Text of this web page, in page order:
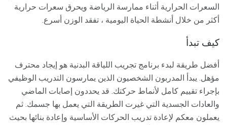
السعرات الحرارية أثناء ممارسة الرياضة ويحرق سعرات حرارية
أكثر من خلال أنشطة الحياة اليومية ، تفقد الوزن أسرع.
كيف تبدأ
أفضل طريقة لبدء برنامج تجريب اللياقة البدنية هو إيجاد محترف
مؤهل. يبدأ المدربون الشخصيون الذين يمارسون التدريب الوظيفي
بإجراء تقييم كامل لأنماط حركتك. قد يحددون إصابات الماضي
والعادات الجسدية التي غيرت الطريقة التي يعمل بها جسمك. ثم
يعملون معكم لإعادة تدريب الحركات الأساسية وإعادة بنائها بحيث